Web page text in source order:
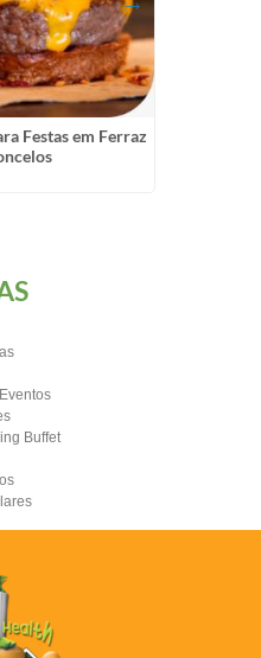
Festas em Ferraz
Buffet
Truck
Casamento Preço
Truck Contratar